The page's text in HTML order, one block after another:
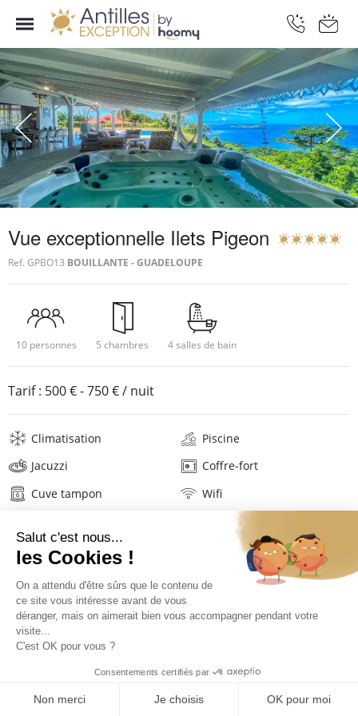
Vue exceptionnelle Ilets Pigeon
Ref. GPBO13 BOUILLANTE - GUADELOUPE
10 personnes 5 chambres 4 salles de bain
Tarif : 500 €-750 €/ nuit
Climatisation
Piscine
Jacuzzi
Coffre-fort
Cuve tampon
Wifi
Lave-linge
Sèche-linge
Mat. de repassage
Serviettes de plage
Linge de maison
TARIFS ET RÉSERVATION